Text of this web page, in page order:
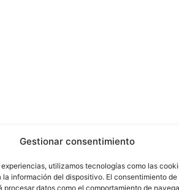
Gestionar consentimiento
utilizamos tecnologías como las
información del dispositivo. El consentimiento de
procesar datos como el comportamiento de